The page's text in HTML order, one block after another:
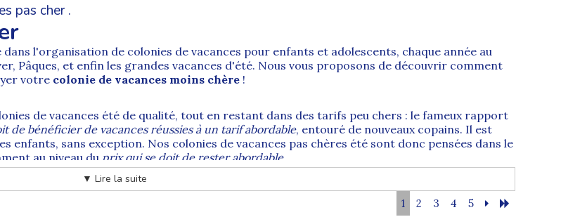
pas cher .
dans l'organisation de colonies de vacances pour enfants et adolescents, chaque année au
Pâques, et enfin les grandes vacances d'été. Nous vous proposons de découvrir comment
votre colonie de vacances moins chère !
de vacances été de qualité, tout en restant dans des tarifs peu chers : le fameux rapport
de bénéficier de vacances réussies à un tarif abordable, entouré de nouveaux copains. Il est
enfants, sans exception. Nos colonies de vacances pas chères été sont donc pensées dans le
au niveau du prix qui se doit de rester abordable.
pour proposer les tarifs les plus compétitifs. Tous les séjours Supernova Juniors sont agréés
de la Jeunesse et des Sports. A ce titre ils peuvent tous recevoir les bons CAF ou les chèques
▼ Lire la suite
1 2 3 4 5